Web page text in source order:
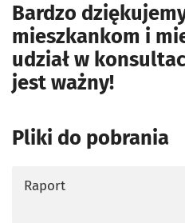
Bardzo
mieszkankom i
udział w
jest ważny!
Pliki do pobrania
Raport